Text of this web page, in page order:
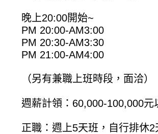
晚上20:00開始~
PM 20:00-AM3:00
PM 20:30-AM3:30
PM 21:00-AM4:00
（另有兼職上班時段，面洽）
週薪計領：60,000-100,000元
正職：週上5天班，自行排休2